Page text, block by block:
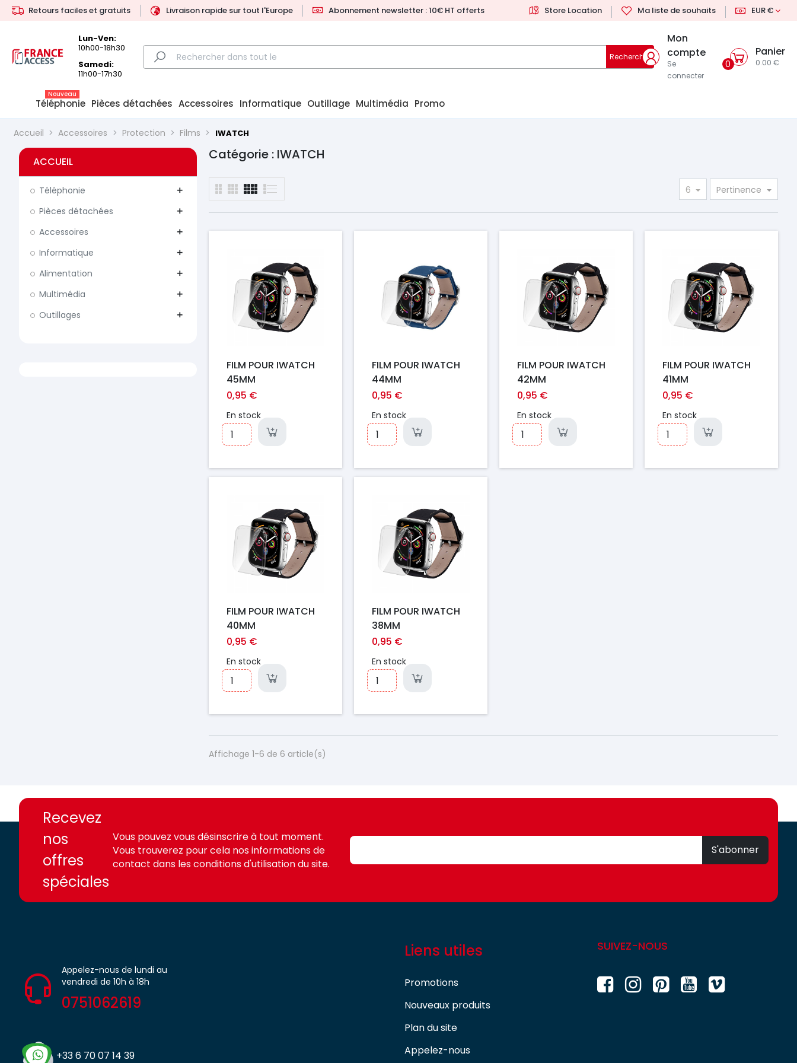
Retours faciles et gratuits Livraison rapide sur tout l'Europe Abonnement newsletter : 10€ HT offerts Store Location Ma liste de souhaits EUR €
Lun-Ven:
10h00-18h30
Samedi:
11h00-17h30
Rechercher
Mon
compte
Se
connecter
0
Panier
0.00 €
Téléphonie
Nouveau
Pièces détachées Accessoires Informatique Outillage Multimédia Promo
Accueil Accessoires Protection Films IWATCH
ACCUEIL
Téléphonie add
Pièces détachées add
Accessoires add
Informatique add
Alimentation add
Multimédia add
Outillages add
Catégorie : IWATCH
6 Pertinence
FILM POUR IWATCH
45MM
0,95 €
En stock
FILM POUR IWATCH
44MM
0,95 €
En stock
FILM POUR IWATCH
42MM
0,95 €
En stock
FILM POUR IWATCH
41MM
0,95 €
En stock
FILM POUR IWATCH
40MM
0,95 €
En stock
FILM POUR IWATCH
38MM
0,95 €
En stock
Affichage 1-6 de 6 article(s)
access.fr
access.fr
Recevez
nos
offres
spéciales
Vous pouvez vous désinscrire à tout moment.
Vous trouverez pour cela nos informations de
contact dans les conditions d'utilisation du site.
S'abonner
Appelez-nous de lundi au
vendredi de 10h à 18h
0751062619
+33 6 70 07 14 39
Liens utiles
Promotions
Nouveaux produits
Plan du site
Appelez-nous
SUIVEZ-NOUS